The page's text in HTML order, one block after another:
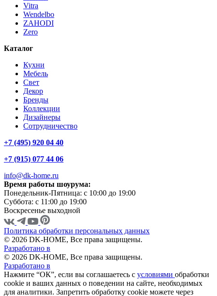
Vitra
Wendelbo
ZAHODI
Zero
Каталог
Кухни
Мебель
Свет
Декор
Бренды
Коллекции
Дизайнеры
Сотрудничество
+7 (495) 920 04 40
+7 (915) 077 44 06
info@dk-home.ru
Время работы шоурума:
Понедельник-Пятница: c 10:00 до 19:00
Суббота: c 11:00 до 19:00
Воскресенье выходной
Политика обработки персональных данных
© 2026 DK-HOME, Все права защищены.
Разработано в
© 2026 DK-HOME, Все права защищены.
Разработано в
Нажмите “ОК”, если вы соглашаетесь с условиями обработки
cookie и ваших данных о поведении на сайте, необходимых
для аналитики. Запретить обработку cookie можете через